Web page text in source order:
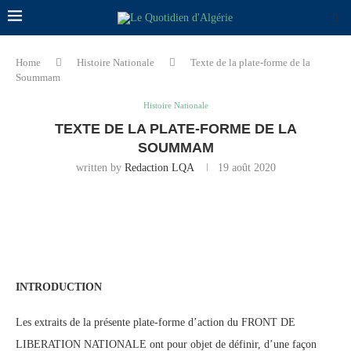
Home Histoire Nationale
Texte de la plate-forme de la
Soummam
Histoire Nationale
TEXTE DE LA PLATE-FORME DE LA
SOUMMAM
written by Redaction LQA 19 août 2020
INTRODUCTION
Les extraits de la présente plate-forme d’action du FRONT DE
LIBERATION NATIONALE ont pour objet de définir, d’une façon